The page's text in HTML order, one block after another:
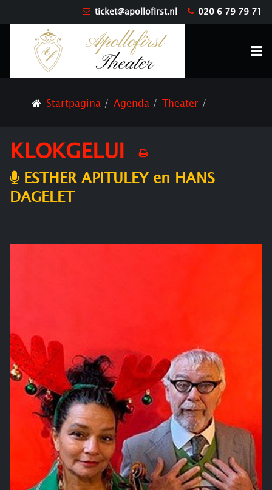
ticket@apollofirst.nl 020 6 79 79 71
Startpagina Agenda Theater
KLOKGELUI
ESTHER APITULEY en HANS
DAGELET